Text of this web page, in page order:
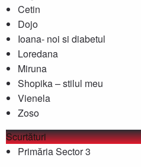
Cetin
Dojo
Ioana- noi si diabetul
Loredana
Miruna
Shopika – stilul meu
Vienela
Zoso
Scurtături
Primăria Sector 3